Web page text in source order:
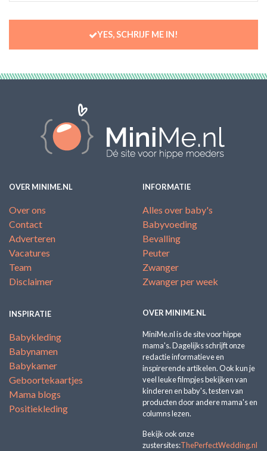
YES, SCHRIJF ME IN!
OVER MINIME.NL
Over ons
Contact
Adverteren
Vacatures
Team
Disclaimer
INFORMATIE
Alles over baby's
Babyvoeding
Bevalling
Peuter
Zwanger
Zwanger per week
INSPIRATIE
Babykleding
Babynamen
Babykamer
Geboortekaartjes
Mama blogs
Positiekleding
OVER MINIME.NL
MiniMe.nl is de site voor hippe
mama's. Dagelijks schrijft onze
redactie informatieve en
inspirerende artikelen. Ook kun je
veel leuke filmpjes bekijken van
kinderen en baby's, testen van
producten door andere mama's en
columns lezen.
Bekijk ook onze
zustersites:ThePerfectWedding.nl